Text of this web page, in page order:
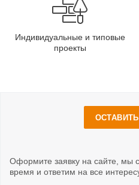
Индивидуальные и типовые
проекты
Оформите заявку на сайте, мы
время и ответим на все